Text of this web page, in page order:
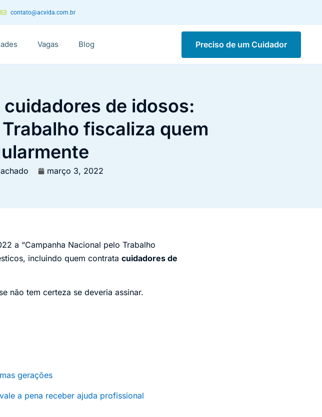
contato@acvida.com.br
Vagas Blog Preciso de um Cuidador
de idosos:
fiscaliza quem
março 3, 2022
a “Campanha Nacional pelo Trabalho
incluindo quem contrata cuidadores de
não tem certeza se deveria assinar.
gerações
a pena receber ajuda profissional